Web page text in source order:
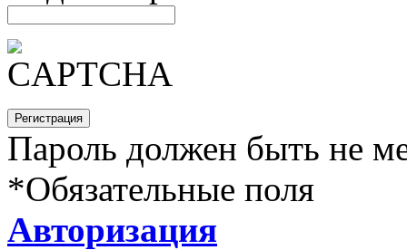
Пароль должен быть не
*Обязательные поля
Авторизация